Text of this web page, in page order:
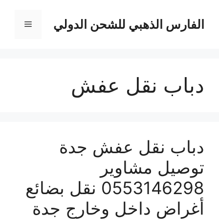
المحتوىالفارس الذهبي للشحن الدولي القائمة
دباب نقل عفش
دباب نقل عفش جدة
توصيل مشاوير
0553146298 نقل بضائع
أغراض داخل وخارج جدة